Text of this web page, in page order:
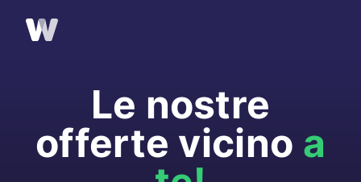
Le nostre
offerte vicino a